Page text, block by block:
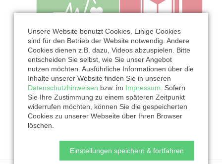
Unsere Website benutzt Cookies. Einige Cookies
sind für den Betrieb der Website notwendig. Andere
Cookies dienen z.B. dazu, Videos abzuspielen. Bitte
entscheiden Sie selbst, wie Sie unser Angebot
nutzen möchten. Ausführliche Informationen über die
Inhalte unserer Website finden Sie in unseren
Datenschutzhinweisen bzw. im Impressum . Sofern
Sie Ihre Zustimmung zu einem späteren Zeitpunkt
widerrufen möchten, können Sie die gespeicherten
Cookies zu unserer Webseite über Ihren Browser
löschen.
Einstellungen speichern & fortfahren